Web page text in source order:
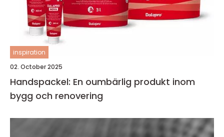
inspiration
02. October 2025
Handspackel: En oumbärlig produkt inom
bygg och renovering